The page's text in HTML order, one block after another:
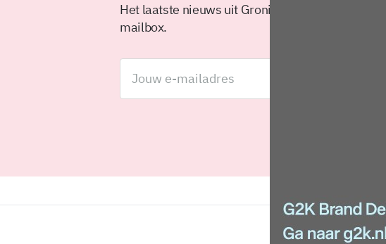
Het laatste nieuws uit Groningen elke middag in je
mailbox.